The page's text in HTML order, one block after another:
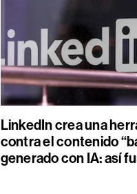
LinkedIn crea una
contra el contenido
generado con IA: así